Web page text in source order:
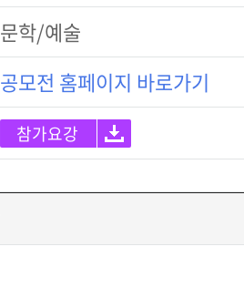
문학/예술
공모전 홈페이지 바로가기
참가요강